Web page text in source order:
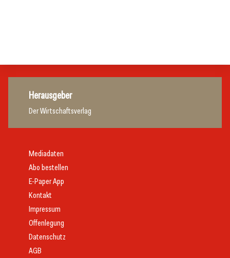
Herausgeber
Der Wirtschaftsverlag
Mediadaten
Abo bestellen
E-Paper App
Kontakt
Impressum
Offenlegung
Datenschutz
AGB